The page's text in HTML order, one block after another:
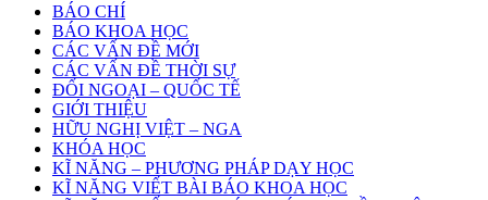
BÁO CHÍ
BÁO KHOA HỌC
CÁC VẤN ĐỀ MỚI
CÁC VẤN ĐỀ THỜI SỰ
ĐỐI NGOẠI – QUỐC TẾ
GIỚI THIỆU
HỮU NGHỊ VIỆT – NGA
KHÓA HỌC
KĨ NĂNG – PHƯƠNG PHÁP DẠY HỌC
KĨ NĂNG VIẾT BÀI BÁO KHOA HỌC